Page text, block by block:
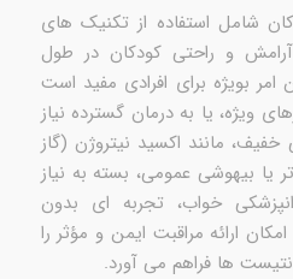
شامل استفاده از تکنیک های
و راحتی کودکان در طول
بویژه برای افرادی مفید است
ویژه، یا به درمان گسترده نیاز
خفیف، مانند اکسید نیتروژن (گاز
یا بیهوشی عمومی، بسته به نیاز
خواب، تجربه ای بدون
ارائه مراقبت ایمن و مؤثر را
ها فراهم می آورد.